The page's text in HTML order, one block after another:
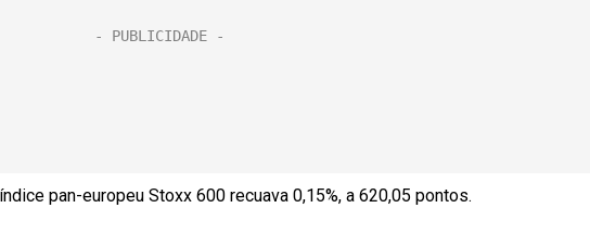
pan-europeu Stoxx 600 recuava 0,15%, a 620,05 pontos.